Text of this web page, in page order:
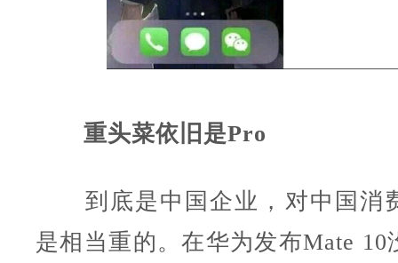
重头菜依旧是Pro
到底是中国企业，对中国消
是相当重的。在华为发布Mate 10